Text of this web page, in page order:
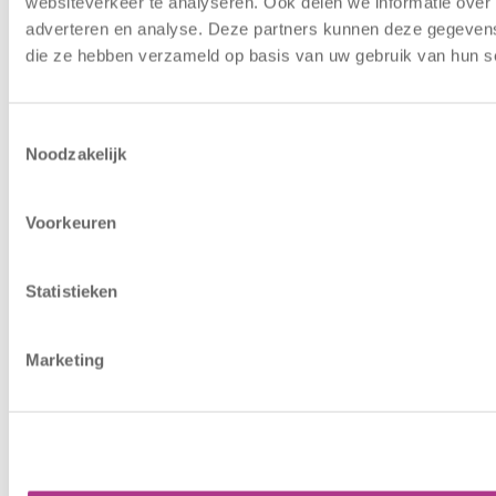
adverteren en analyse. Deze partners kunnen deze
die ze hebben verzameld op basis van uw gebruik van hun
Noodzakelijk
Voorkeuren
Statistieken
Marketing
Algemene Voorwaarden|Disclaimer| Cookiebeleid